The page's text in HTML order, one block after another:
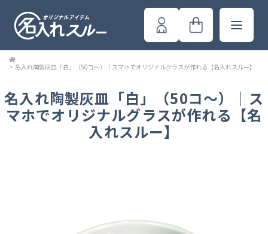
> 名入れ陶製灰皿「白」（50コ～）｜スマホでオリジナルグラスが作れる【名入れスルー】
名入れ陶製灰皿「白」（50コ～）｜ス
マホでオリジナルグラスが作れる【名
入れスルー】